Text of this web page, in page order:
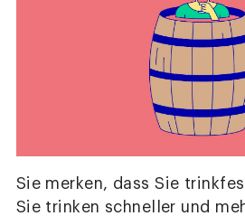
Sie merken, dass Sie
Sie trinken schneller und